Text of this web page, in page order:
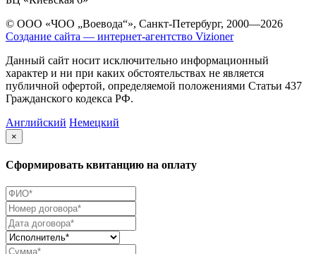
© ООО «ЧОО „Воевода“», Санкт-Петербург, 2000—2026
Создание сайта — интернет-агентство Vizioner
Данный сайт носит исключительно информационный
характер и ни при каких обстоятельствах не является
публичной офертой, определяемой положениями Статьи 437
Гражданского кодекса РФ.
Английский Немецкий
×
Сформировать квитанцию на оплату